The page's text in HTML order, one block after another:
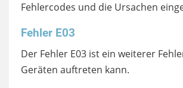
Fehlercodes und die Ursachen
Fehler E03
Der Fehler E03 ist ein weiterer
Geräten auftreten kann.